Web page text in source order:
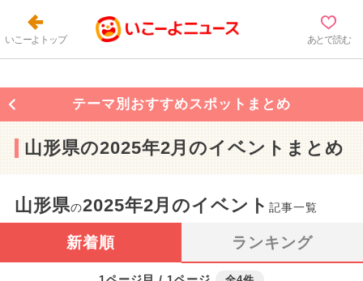
いこーよトップ あとで読む
テーマ別おすすめスポットまとめ
山形県の2025年2月のイベントまとめ
山形県の2025年2月のイベント記事一覧
新着順 ランキング